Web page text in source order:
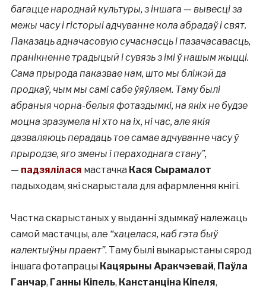
багацце народнай культуры, з іншага — вывесці за
межы часу і гісторыі адчуванне кола абрадаў і свят.
Паказаць адначасовую сучаснасць і пазачасавасць,
пранікненне традыцый і сувязь з імі ў нашым жыцці.
Сама прырода паказвае нам, што мы бліжэй да
продкаў, чым мы самі сабе ўяўляем. Таму былі
абраныя чорна-белыя фотаздымкі, на якіх не будзе
моцна зразумела ні хто на іх, ні час, але якія
дазваляюць перадаць тое самае адчуванне часу ў
прыродзе, яго змены і пераходнага стану”,
— падзялілася мастачка Кася Сырамалот
падыходам, які скарыстала для афармлення кнігі.
Частка скарыстаных у выданні здымкаў належаць
самой мастачцы, але “хацелася, каб гэта быў
калектыўны праект”. Таму былі выкарыстаны сярод
іншага фотапрацы Кацярыны Аракчэевай, Паўла
Ганчар, Ганны Кіпель, Канстанціна Кіпеля,